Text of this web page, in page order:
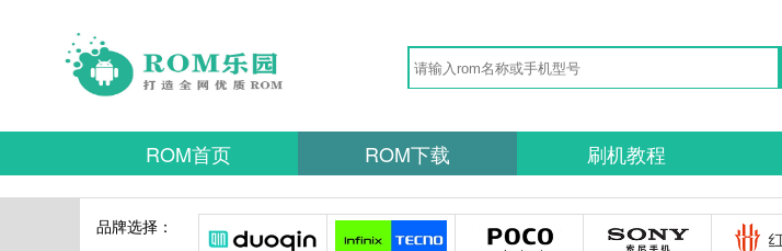
ROM首页 ROM下载 刷机教程
品牌选择：